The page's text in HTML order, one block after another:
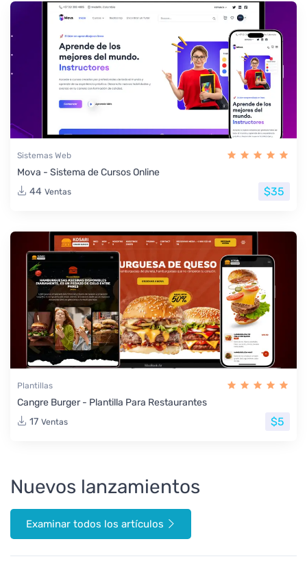
Sistemas Web
Mova - Sistema de Cursos Online
44 Ventas $35
Plantillas
Cangre Burger - Plantilla Para Restaurantes
17 Ventas $5
Nuevos lanzamientos
Examinar todos los artículos